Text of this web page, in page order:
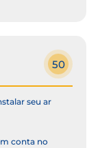
50
seu ar
conta no